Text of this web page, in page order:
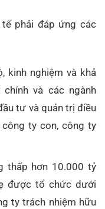
phải đáp ứng các
kinh nghiệm và khả
chính và các ngành
tư và quản trị điều
ty con, công ty
thấp hơn 10.000 tỷ
được tổ chức dưới
ty trách nhiệm hữu